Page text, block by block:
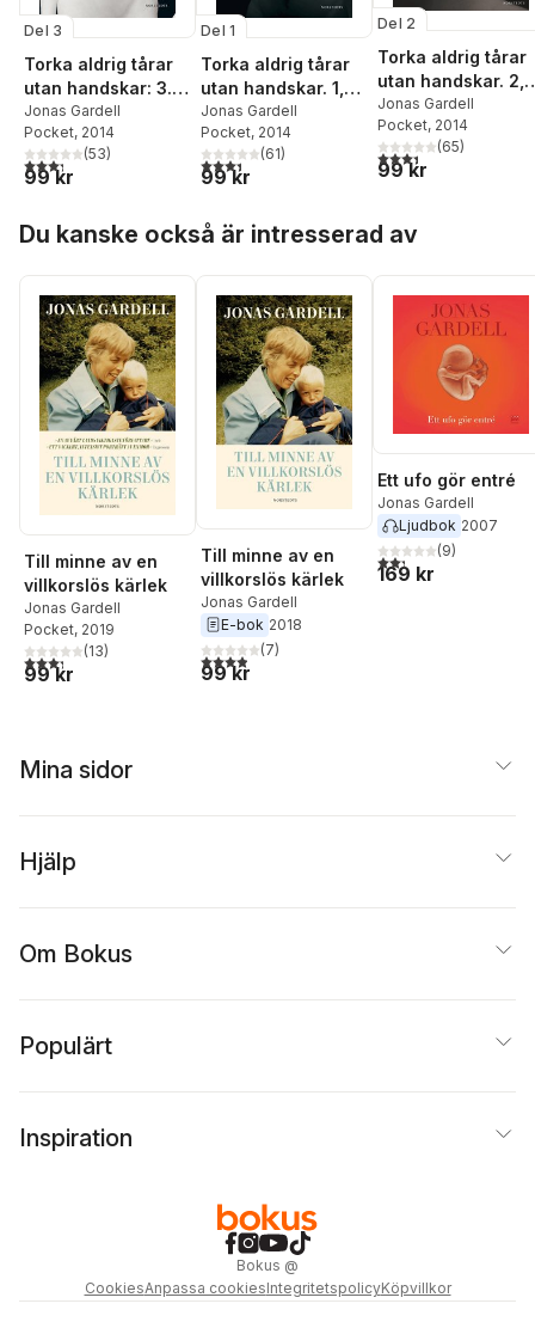
Del 3
Torka aldrig tårar
utan handskar: 3.
Döden
Jonas Gardell
Pocket, 2014
3,3utav 5 stjärnor. Totalt antal röster:
(53)
99 kr
Del 1
Torka aldrig tårar
utan handskar. 1,
Kärleken
Jonas Gardell
Pocket, 2014
3,4utav 5 stjärnor. Totalt antal röster:
(61)
99 kr
Del 2
Torka aldrig tårar
utan handskar. 2,
Sjukdomen
Jonas Gardell
Pocket, 2014
3,4utav 5 stjärnor.
(65)
99 kr
Du kanske också är intresserad av
Till minne av en
villkorslös kärlek
Jonas Gardell
Pocket, 2019
3,3utav 5 stjärnor. Totalt antal röster:
(13)
99 kr
Till minne av en
villkorslös kärlek
Jonas Gardell
E-bok 2018
3,9utav 5 stjärnor. Totalt antal röster:
(7)
99 kr
Ett ufo gör entré
Jonas Gardell
Ljudbok 2007
2,3utav 5 stjärnor.
(9)
169 kr
Mina sidor
Hjälp
Om Bokus
Populärt
Inspiration
Bokus @
CookiesAnpassa cookiesIntegritetspolicyKöpvillkor